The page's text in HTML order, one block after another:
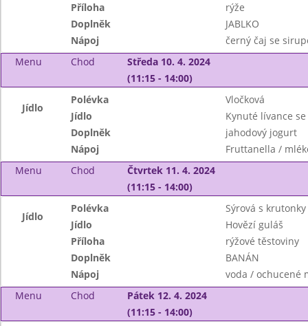
Příloha
rýže
Doplněk
JABLKO
Nápoj
černý čaj se
Menu
Chod
Středa 10. 4. 2024
(11:15 - 14:00)
Jídlo
Polévka
Vločková
Jídlo
Kynuté lívance
Doplněk
jahodový jogurt
Nápoj
Fruttanella /
Menu
Chod
Čtvrtek 11. 4. 2024
(11:15 - 14:00)
Jídlo
Polévka
Sýrová s krutonky
Jídlo
Hovězí guláš
Příloha
rýžové těstoviny
Doplněk
BANÁN
Nápoj
voda / ochucené
Menu
Chod
Pátek 12. 4. 2024
(11:15 - 14:00)